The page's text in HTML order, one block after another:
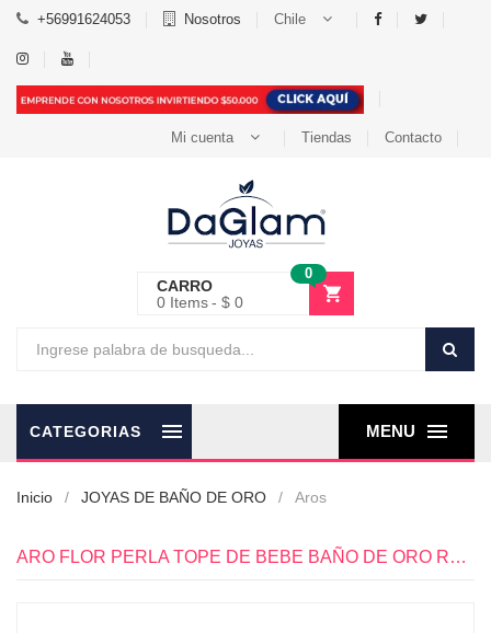
+56991624053 Nosotros Chile
Mi cuenta Tiendas Contacto
CARRO
0
0 Items $ 0
MENU
CATEGORIAS
Inicio JOYAS DE BAÑO DE ORO Aros
ARO FLOR PERLA TOPE DE BEBE BAÑO DE ORO ROSADO 18K - RR0810